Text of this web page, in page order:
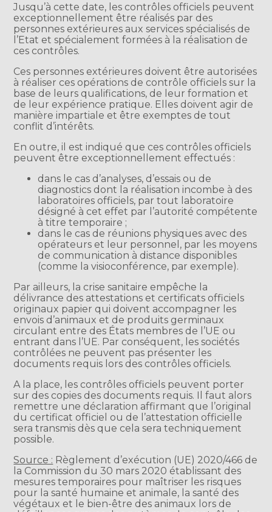
Jusqu’à cette date, les contrôles officiels peuvent
exceptionnellement être réalisés par des
personnes extérieures aux services spécialisés de
l’Etat et spécialement formées à la réalisation de
ces contrôles.
Ces personnes extérieures doivent être autorisées
à réaliser ces opérations de contrôle officiels sur la
base de leurs qualifications, de leur formation et
de leur expérience pratique. Elles doivent agir de
manière impartiale et être exemptes de tout
conflit d’intérêts.
En outre, il est indiqué que ces contrôles officiels
peuvent être exceptionnellement effectués :
dans le cas d’analyses, d’essais ou de
diagnostics dont la réalisation incombe à des
laboratoires officiels, par tout laboratoire
désigné à cet effet par l’autorité compétente
à titre temporaire ;
dans le cas de réunions physiques avec des
opérateurs et leur personnel, par les moyens
de communication à distance disponibles
(comme la visioconférence, par exemple).
Par ailleurs, la crise sanitaire empêche la
délivrance des attestations et certificats officiels
originaux papier qui doivent accompagner les
envois d’animaux et de produits germinaux
circulant entre des États membres de l’UE ou
entrant dans l’UE. Par conséquent, les sociétés
contrôlées ne peuvent pas présenter les
documents requis lors des contrôles officiels.
A la place, les contrôles officiels peuvent porter
sur des copies des documents requis. Il faut alors
remettre une déclaration affirmant que l’original
du certificat officiel ou de l’attestation officielle
sera transmis dès que cela sera techniquement
possible.
Source : Règlement d’exécution (UE) 2020/466 de
la Commission du 30 mars 2020 établissant des
mesures temporaires pour maîtriser les risques
pour la santé humaine et animale, la santé des
végétaux et le bien-être des animaux lors de